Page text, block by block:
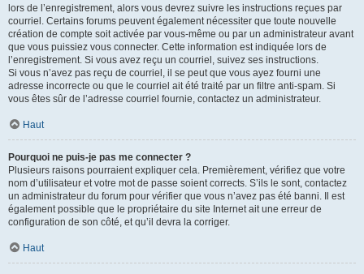
lors de l’enregistrement, alors vous devrez suivre les instructions reçues par
courriel. Certains forums peuvent également nécessiter que toute nouvelle
création de compte soit activée par vous-même ou par un administrateur avant
que vous puissiez vous connecter. Cette information est indiquée lors de
l’enregistrement. Si vous avez reçu un courriel, suivez ses instructions.
Si vous n’avez pas reçu de courriel, il se peut que vous ayez fourni une
adresse incorrecte ou que le courriel ait été traité par un filtre anti-spam. Si
vous êtes sûr de l’adresse courriel fournie, contactez un administrateur.
Haut
Pourquoi ne puis-je pas me connecter ?
Plusieurs raisons pourraient expliquer cela. Premièrement, vérifiez que votre
nom d’utilisateur et votre mot de passe soient corrects. S’ils le sont, contactez
un administrateur du forum pour vérifier que vous n’avez pas été banni. Il est
également possible que le propriétaire du site Internet ait une erreur de
configuration de son côté, et qu’il devra la corriger.
Haut